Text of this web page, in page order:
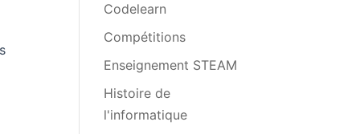
Codelearn
Compétitions
Enseignement STEAM
Histoire de
l'informatique